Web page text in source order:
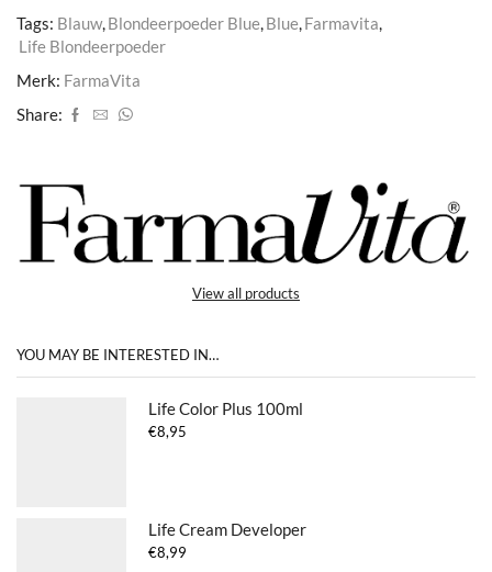
Tags: Blauw,Blondeerpoeder Blue,Blue,Farmavita,
Life Blondeerpoeder
Merk: FarmaVita
Share:
View all products
YOU MAY BE INTERESTED IN…
Life Color Plus 100ml
€8,95
Life Cream Developer
€8,99